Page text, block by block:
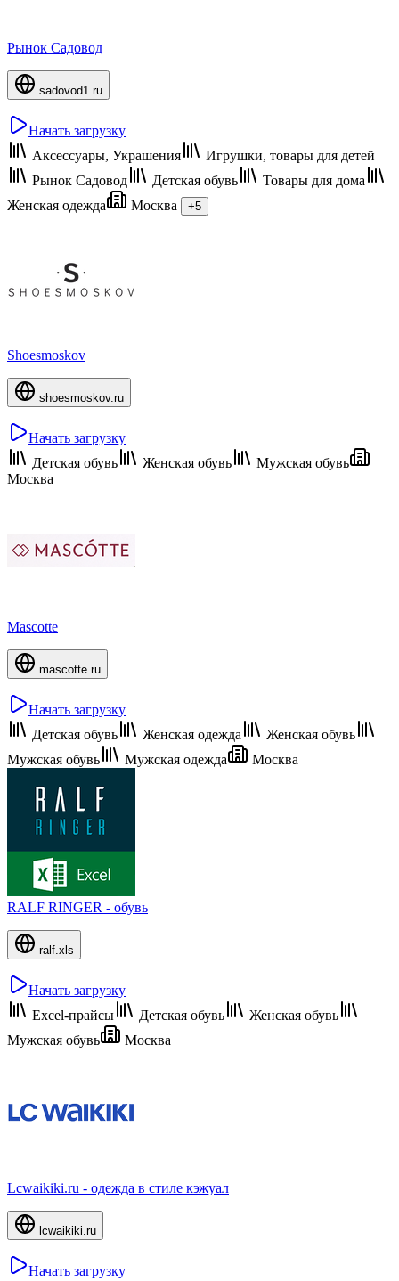
Рынок Садовод
sadovod1.ru
Начать загрузку
Аксессуары, Украшения
Игрушки, товары для детей
Рынок Садовод
Детская обувь
Товары для дома
Женская одежда
Москва +5
Shoesmoskov
shoesmoskov.ru
Начать загрузку
Детская обувь
Женская обувь
Мужская обувь
Москва
Mascotte
mascotte.ru
Начать загрузку
Детская обувь
Женская одежда
Женская обувь
Мужская обувь
Мужская одежда Москва
RALF RINGER - обувь
ralf.xls
Начать загрузку
Excel-прайсы
Детская обувь
Женская обувь
Мужская обувь
Москва
Lcwaikiki.ru - одежда в стиле кэжуал
lcwaikiki.ru
Начать загрузку